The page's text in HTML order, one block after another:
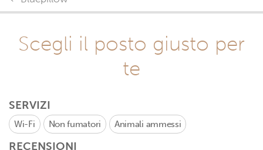
Scegli il posto giusto per
te
SERVIZI
Wi-Fi Non fumatori Animali ammessi
RECENSIONI